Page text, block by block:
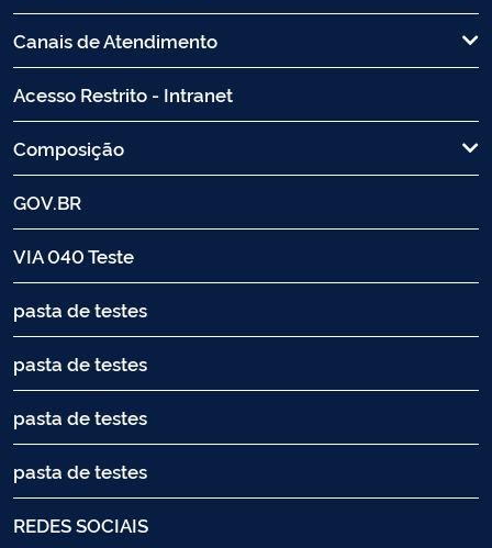
Canais de Atendimento
Acesso Restrito - Intranet
Composição
GOV.BR
VIA 040 Teste
pasta de testes
pasta de testes
pasta de testes
pasta de testes
REDES SOCIAIS